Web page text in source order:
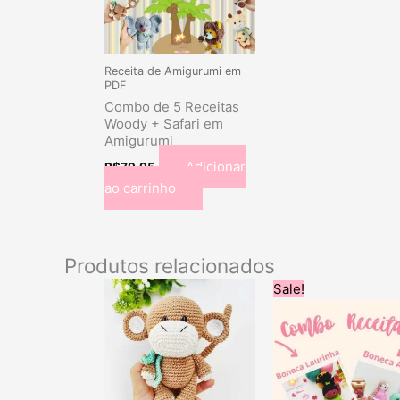
Receita de Amigurumi em
PDF
Combo de 5 Receitas
Woody + Safari em
Amigurumi
R$79.95
Adicionar
ao carrinho
Produtos relacionados
Sale!
original
era:
atual
é: